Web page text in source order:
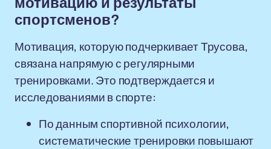
спортсменов?
Мотивация, которую подчеркивает Трусова,
связана напрямую с регулярными
тренировками. Это подтверждается и
исследованиями в спорте:
По данным спортивной психологии,
систематические тренировки повышают